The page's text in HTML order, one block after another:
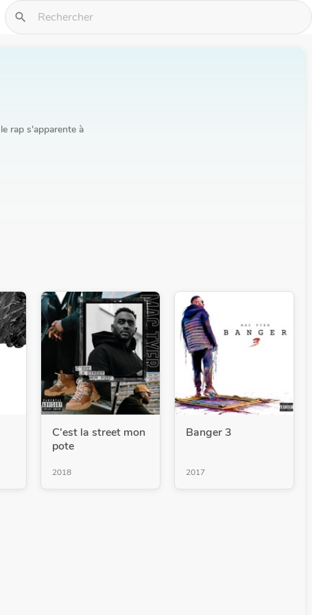
search
rap s'apparente à
C'est la street mon
pote
2018
Banger 3
2017